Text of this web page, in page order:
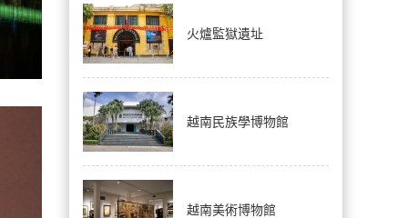
火爐監獄遺址
越南民族學博物館
越南美術博物館